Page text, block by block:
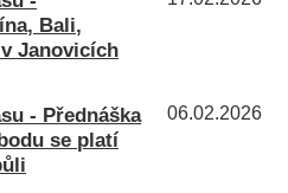
Bali,
Janovicích
06.02.2026
- Přednáška
se platí